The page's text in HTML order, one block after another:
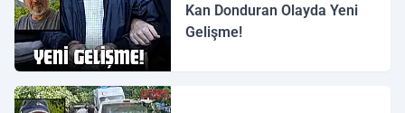
Kan Donduran Olayda Yeni
Gelişme!